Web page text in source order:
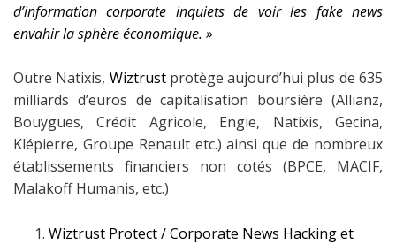
d’information corporate inquiets de voir les fake news
envahir la sphère économique. »
Outre Natixis, Wiztrustprotège aujourd’hui plus de 635
milliards d’euros de capitalisation boursière (Allianz,
Bouygues, Crédit Agricole, Engie, Natixis, Gecina,
Klépierre, Groupe Renault etc.) ainsi que de nombreux
établissements financiers non cotés (BPCE, MACIF,
Malakoff Humanis, etc.)
Wiztrust Protect/ Corporate News Hacking et